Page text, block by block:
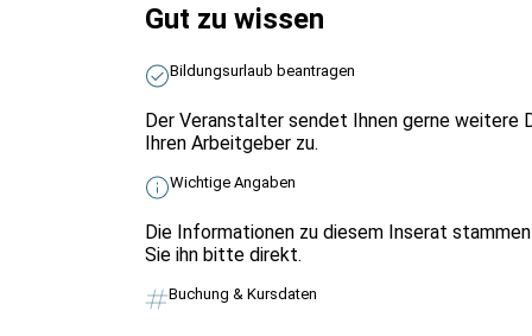
Gut zu wissen
Bildungsurlaub beantragen
Der Veranstalter sendet Ihnen gerne weitere
Ihren Arbeitgeber zu.
Wichtige Angaben
Die Informationen zu diesem Inserat
Sie ihn bitte direkt.
Buchung & Kursdaten